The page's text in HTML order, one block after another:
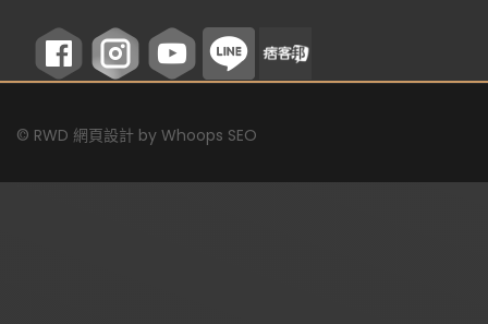
© RWD 網頁設計 by Whoops SEO